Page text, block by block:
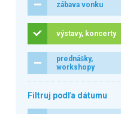
zábava vonku
výstavy, koncerty
prednášky,
workshopy
Filtruj podľa dátumu